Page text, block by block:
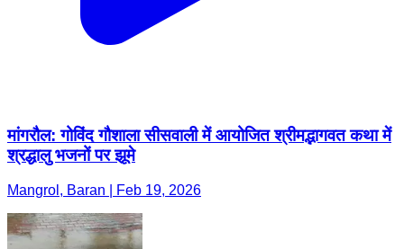
मांगरौल: गोविंद गौशाला सीसवाली में आयोजित श्रीमद्भागवत कथा में
श्रद्धालु भजनों पर झूमे
Mangrol, Baran | Feb 19, 2026